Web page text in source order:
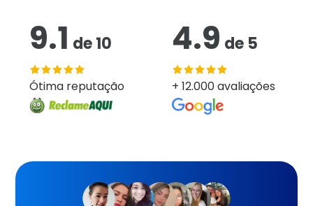
9.1 de10
Ótima reputação
4.9 de 5
+ 12.000 avaliações